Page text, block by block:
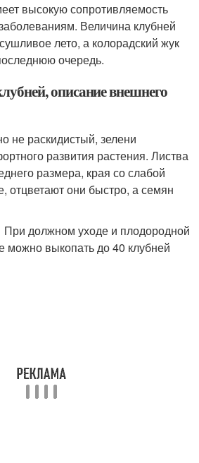
высокую сопротивляемость
Величина клубней
лето, а колорадский жук
очередь.
описание внешнего
не раскидистый, зелени
развития растения. Листва
размера, края со слабой
отцветают они быстро, а семян
должном уходе и плодородной
можно выкопать до 40 клубней